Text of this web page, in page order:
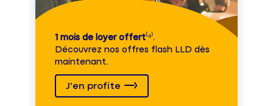
1 mois de loyer offert⁽⁴⁾.
Découvrez nos offres flash LLD dès
maintenant.
J'en profite